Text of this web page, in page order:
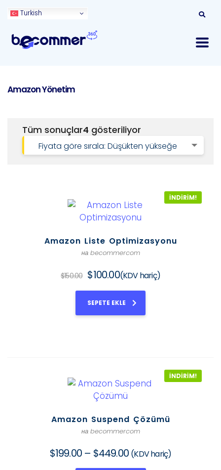
Turkish
Amazon Yönetim
Tüm sonuçlar4 gösteriliyor
Fiyata göre sırala: Düşükten yükseğe
İNDIRIM!
Amazon Liste Optimizasyonu
на becommercom
$150.00 $100.00(KDV hariç)
SEPETE EKLE
İNDIRIM!
Amazon Suspend Çözümü
на becommercom
$199.00 – $449.00 (KDV hariç)